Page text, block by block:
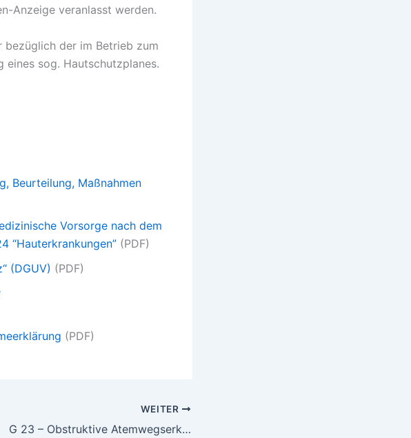
Anzeige veranlasst werden.
der im Betrieb zum
sog. Hautschutzplanes.
Beurteilung, Maßnahmen
Vorsorge nach dem
“Hauterkrankungen” (PDF)
(DGUV) (PDF)
(PDF)
WEITER
G 23 – Obstruktive Atemwegserkrankungen